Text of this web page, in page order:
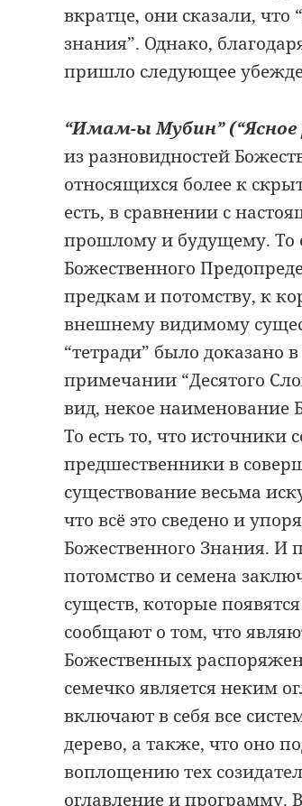
вкратце, они сказали, что
знания”. Однако,
пришло следующее
“Имам-ыМубин”
из разновидностей
относящихся более к
есть, в сравнении с
прошлому и будущему. То
Божественного
предкам ипотомству, к
внешнему видимому
“тетради” былодоказано
примечании “Десятого
вид, некое наименование
То есть то, чтоисточники
предшественники в
существование весьма
что всё это сведено и
Божественного Знания. И
потомство и семена
существ, которые
сообщают о том,что
Божественных
семечко являетсянеким
включают в себя все
дерево, а также, что оно
воплощениютех
оглавление и программу.